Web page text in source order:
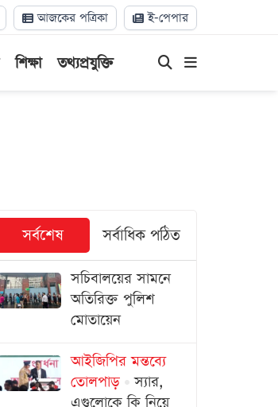
আজকের পত্রিকা ই-পেপার
শিক্ষা তথ্যপ্রযুক্তি
সর্বশেষ সর্বাধিক পঠিত
সচিবালয়ের সামনে
অতিরিক্ত পুলিশ
মোতায়েন
আইজিপির মন্তব্যে
তোলপাড়
স্যার,
এগুলোকে কি নিয়ে